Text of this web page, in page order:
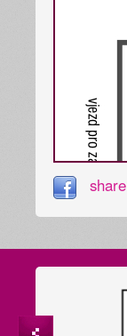
share